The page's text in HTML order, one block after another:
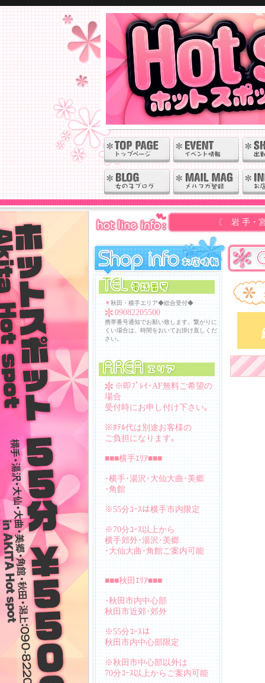
〔 岩 手・宮 城 の 超
▼秋田・横手エリア◆総合受付◆
09082205500
携帯番号通知でお願い致します。繋がりに
くい場合は、時間をおいてお掛け直しくだ
さい。
※即ﾌﾟﾚｲ･AF無料ご希望の
場合
受付時にお申し付け下さい｡
※ﾎﾃﾙ代は別途お客様の
ご負担になります｡
■■■横手ｴﾘｱ■■■
･横手･湯沢･大仙大曲･美郷
･角館
※55分ｺｰｽは横手市内限定
※70分ｺｰｽ以上から
横手郊外･湯沢･美郷
･大仙大曲･角館ご案内可能
■■■秋田ｴﾘｱ■■■
･秋田市内中心部
秋田市近郊･郊外
※55分ｺｰｽは
秋田市内中心部限定
※秋田市中心部以外は
70分ｺｰｽ以上からご案内可能